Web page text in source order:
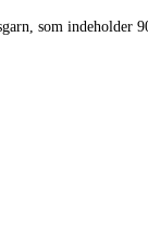
som indeholder